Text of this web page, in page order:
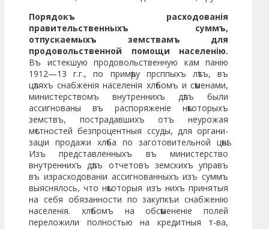
Порядокъ расходованія
правительственныхъ суммъ,
отпускаемыхъ земствамъ для
продовольствен­ной помощи населенію.
Въ истекшую продовольственную кам­ панію
1912—13 г.г., по примѣру прсппыхъ лѣтъ, въ
цѣляхъ снаб­женія населенія хлѣбомъ и сѣменами,
министерствомъ внутреннихъ дѣлъ были
ассигнованы въ распоряженіе нѣкоторыхъ
земствъ, постра­давшихъ отъ неурожая
мѣстностей безпроцентныя ссуды, для органи­
заціи продажи хлѣба по заготовительной цѣнѣ.
Изъ представленныхъ въ министерство
внутреннихъ дѣлъ отчетовъ земскихъ управъ
въ израсходованіи ассигнованныхъ изъ суммъ
выяснялось, что нѣкоторыя изъ нихъ принятыя
на себя обязанности по закупкѣ и снабженію
населенія. хлѣбомъ на обсѣмененіе полей
переложили полностью на кредитныя т-ва,